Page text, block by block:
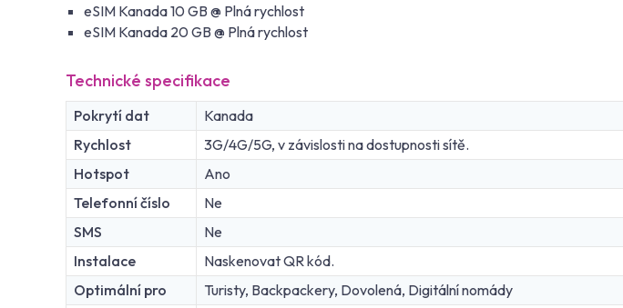
eSIM Kanada 10 GB @ Plná rychlost
eSIM Kanada 20 GB @ Plná rychlost
Technické specifikace
Pokrytí dat
Kanada
Rychlost
3G/4G/5G, v závislosti na dostupnosti sítě.
Hotspot
Ano
Telefonní číslo
Ne
SMS
Ne
Instalace
Naskenovat QR kód.
Optimální pro
Turisty, Backpackery, Dovolená, Digitální nomády